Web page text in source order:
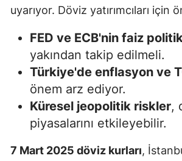
uyarıyor. Döviz yatırımcıları için
FED ve ECB'nin faiz
yakından takip edilmeli.
Türkiye'de enflasyon ve
önem arz ediyor.
Küresel jeopolitik riskler,
piyasalarını etkileyebilir.
7 Mart 2025 döviz kurları,